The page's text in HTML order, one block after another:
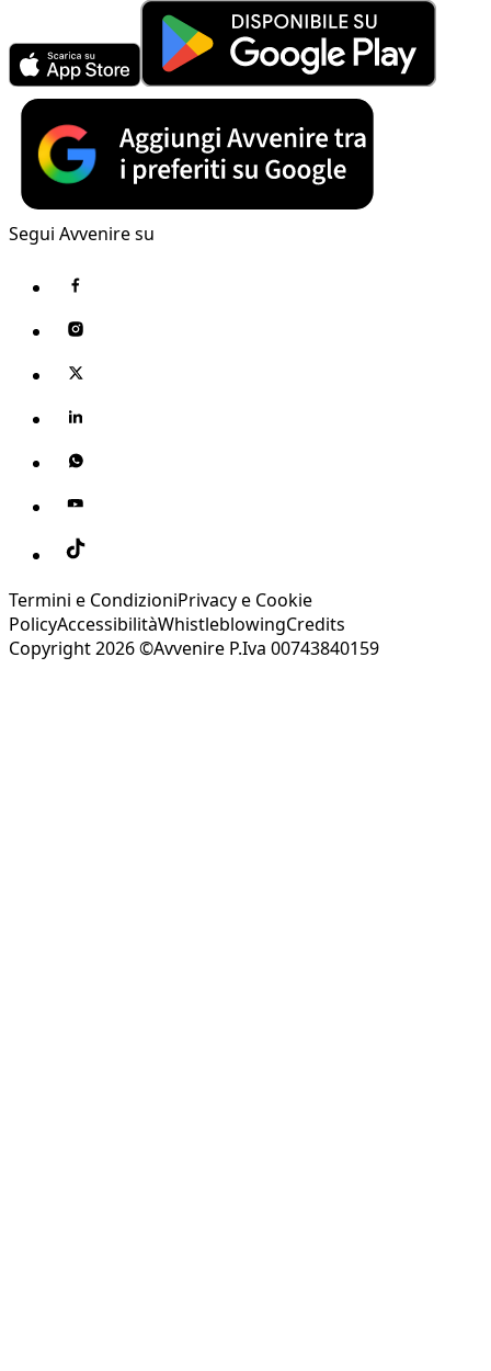
Segui Avvenire su
Termini e CondizioniPrivacy e Cookie
PolicyAccessibilitàWhistleblowingCredits
Copyright 2026 ©Avvenire P.Iva 00743840159